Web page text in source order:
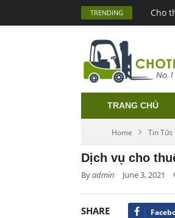
TRENDING Cho
TRANG CHỦ
Home Tin Tức
Dịch vụ cho
Byadmin June 3, 2021
SHARE